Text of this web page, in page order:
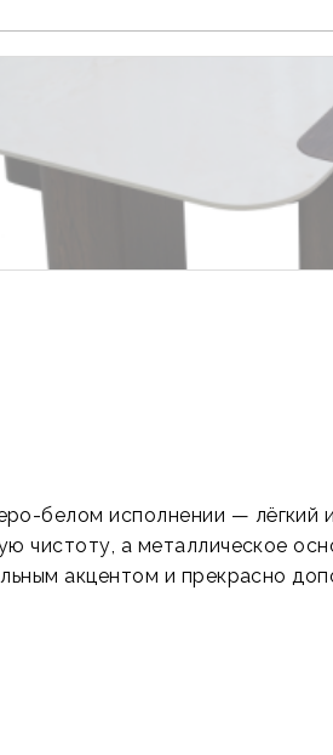
белом исполнении — лёгкий
чистоту, а металлическое
акцентом и прекрасно